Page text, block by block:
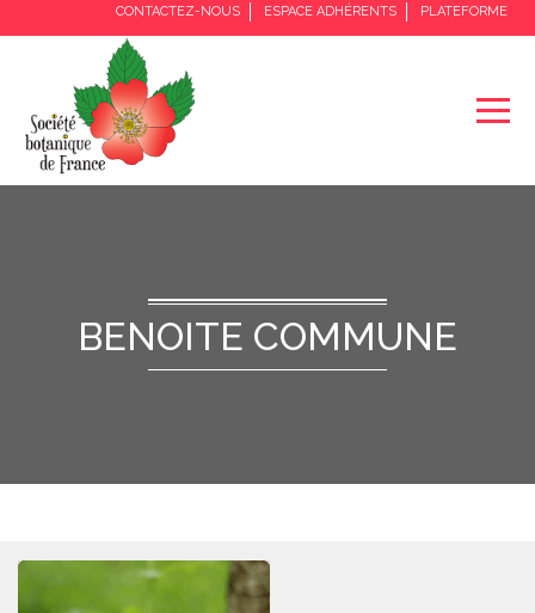
CONTACTEZ-NOUS ESPACE ADHÉRENTS PLATEFORME
BENOITE COMMUNE